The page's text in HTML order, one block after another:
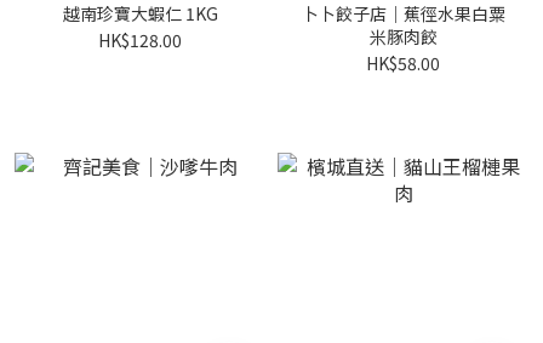
越南珍寶大蝦仁 1KG
HK$128.00
卜卜餃子店｜蕉徑水果白粟
米豚肉餃
HK$58.00